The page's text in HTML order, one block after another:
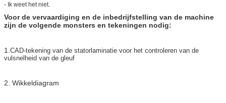
- Ik weet het niet.
Voor de vervaardiging en de inbedrijfstelling van de machine
zijn de volgende monsters en tekeningen nodig:
1. CAD-tekening van de statorlaminatie voor het controleren van de
vulsnelheid van de gleuf
2. Wikkeldiagram